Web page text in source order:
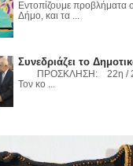
Εντοπίζουμε προβλήματα
Δήμο, και τα ...
Συνεδριάζει το
ΠΡΟΣΚΛΗΣΗ: 22η /
Τον κο ...